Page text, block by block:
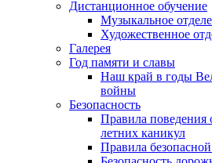
Дистанционное обучение
Музыкальное
Художественное
Галерея
Год памяти и славы
Наш край в годы
войны
Безопасность
Правила поведения
летних каникул
Правила